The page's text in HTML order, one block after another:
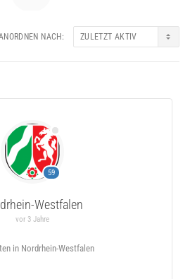
NACH:
59
Westfalen
vor 3 Jahre
in Nordrhein-Westfalen